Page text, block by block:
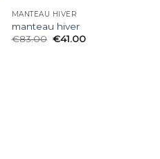
MANTEAU HIVER
manteau hiver
€83.00 €41.00